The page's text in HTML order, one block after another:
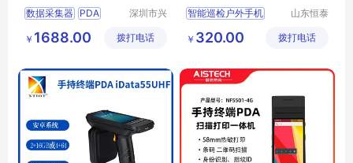
ID手持终端
数据采集器 PDA
RFID
深圳市兴
技有限公
￥ 1688.00 拨打电话
智能巡检户外手机
供应小型便捷户外智能手机
山东恒泰
装备制造
￥ 320.00 拨打电话